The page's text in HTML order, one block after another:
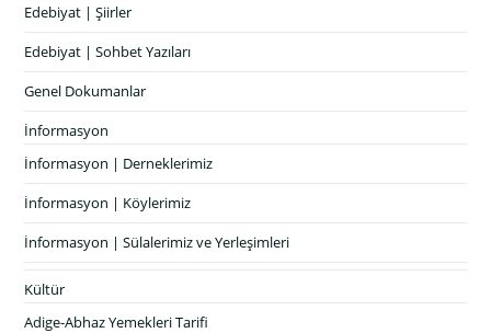
Edebiyat | Şiirler
Edebiyat | Sohbet Yazıları
Genel Dokumanlar
İnformasyon
İnformasyon | Derneklerimiz
İnformasyon | Köylerimiz
İnformasyon | Sülalerimiz ve Yerleşimleri
Kültür
Adige-Abhaz Yemekleri Tarifi